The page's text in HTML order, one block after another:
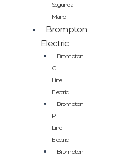
Segunda
Mano
Brompton
Electric
Brompton
C
Line
Electric
Brompton
P
Line
Electric
Brompton